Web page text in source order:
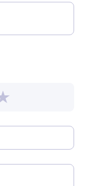
Паркетная доска